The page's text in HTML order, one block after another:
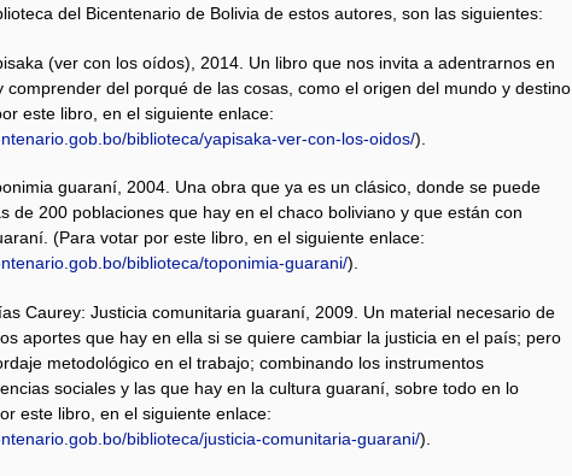
del Bicentenario de Bolivia de estos autores, son las siguientes:
(ver con los oídos), 2014. Un libro que nos invita a adentrarnos en
comprender del porqué de las cosas, como el origen del mundo y destino
este libro, en el siguiente enlace:
biblioteca/yapisaka-ver-con-los-oidos/).
guaraní, 2004. Una obra que ya es un clásico, donde se puede
de 200 poblaciones que hay en el chaco boliviano y que están con
(Para votar por este libro, en el siguiente enlace:
biblioteca/toponimia-guarani/).
Caurey: Justicia comunitaria guaraní, 2009. Un material necesario de
aportes que hay en ella si se quiere cambiar la justicia en el país; pero
metodológico en el trabajo; combinando los instrumentos
sociales y las que hay en la cultura guaraní, sobre todo en lo
este libro, en el siguiente enlace:
biblioteca/justicia-comunitaria-guarani/).